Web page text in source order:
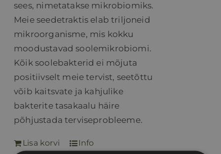
sees, nimetatakse mikrobiomiks.
Meie seedetraktis elab triljoneid
mikroorganisme, mis kokku
moodustavad soolemikrobiomi.
Kõik soolebakterid ei mõjuta
positiivselt meie tervist, seetõttu
võib kaitsvate ja kahjulike
bakterite tasakaalu häire
põhjustada terviseprobleeme.
Lisa korvi Info